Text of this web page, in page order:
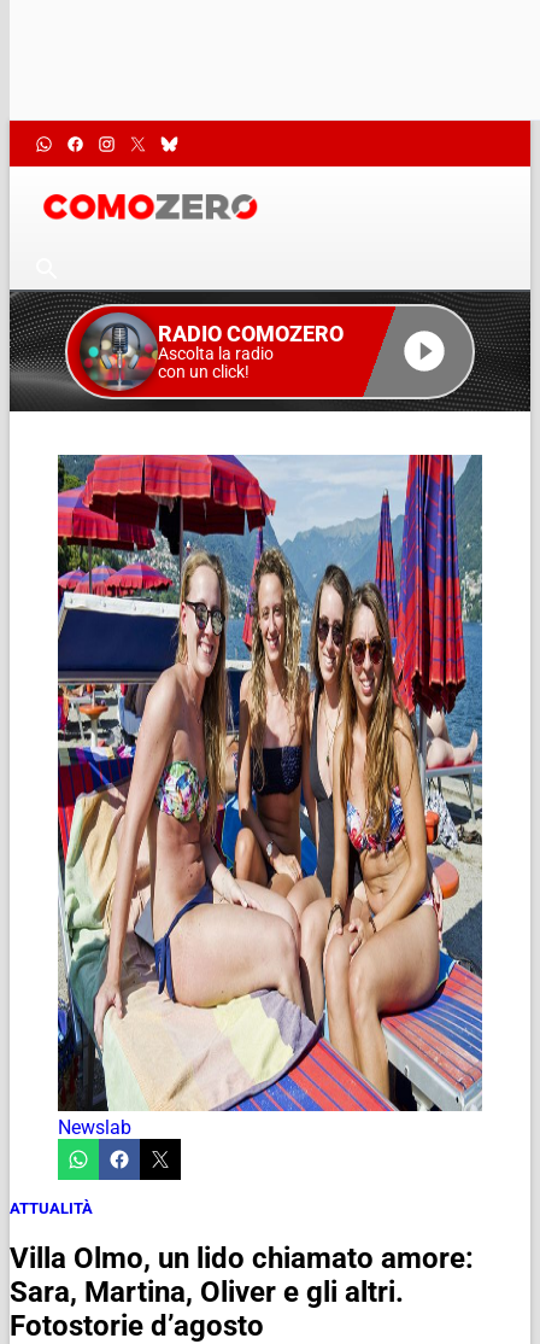
RADIO COMOZERO
Ascolta la radio
con un click!
Newslab
ATTUALITÀ
Villa Olmo, un lido chiamato amore:
Sara, Martina, Oliver e gli altri.
Fotostorie d’agosto